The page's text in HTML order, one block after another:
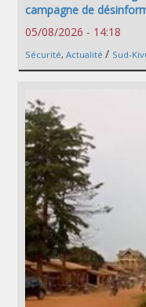
campagne de
05/08/2026 - 14:18
Sécurité, Actualité / Sud-